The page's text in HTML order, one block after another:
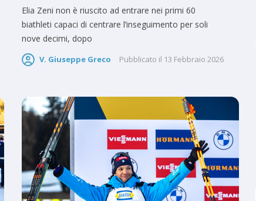
Elia Zeni non è riuscito ad entrare nei primi 60
biathleti capaci di centrare l’inseguimento per soli
nove decimi, dopo
V. Giuseppe Greco Pubblicato il 13 Febbraio 2026